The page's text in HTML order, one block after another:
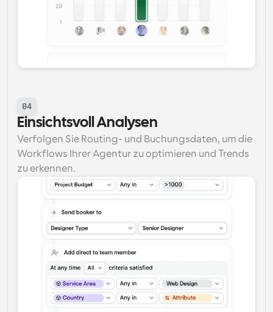
04
Einsichtsvoll Analysen
Verfolgen Sie Routing- und Buchungsdaten, um die
Workflows Ihrer Agentur zu optimieren und Trends
zu erkennen.